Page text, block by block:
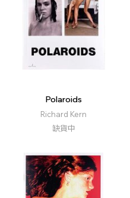
Polaroids
Richard Kern
缺貨中